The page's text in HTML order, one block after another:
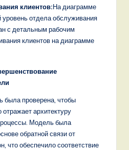
клиентов:На диаграмме
отдела обслуживания
с детальным рабочим
клиентов на диаграмме
была проверена, чтобы
отражает архитектуру
Модель была
обратной связи от
что обеспечило соответствие